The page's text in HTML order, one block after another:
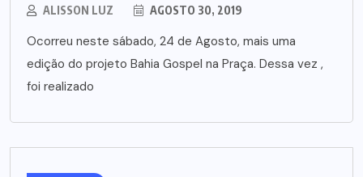
ALISSON LUZ AGOSTO 30, 2019
Ocorreu neste sábado, 24 de Agosto, mais uma
edição do projeto Bahia Gospel na Praça. Dessa vez ,
foi realizado